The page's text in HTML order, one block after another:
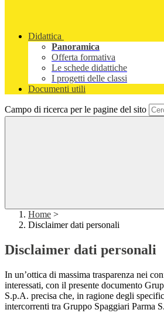
Didattica
Panoramica
Offerta formativa
Le schede didattiche
I progetti delle classi
Documenti utili
Campo di ricerca per le pagine del sito
Home >
Disclaimer dati personali
Disclaimer dati personali
In un’ottica di massima trasparenza nei
interessati, con il presente documento
S.p.A. precisa che, in ragione degli
intercorrenti tra Gruppo Spaggiari Parma